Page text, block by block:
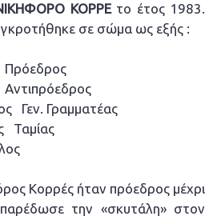
ΚΟΡΡΕτο έτος 1983.
σε σώμα ως εξής :
Πρόεδρος
Γεν. Γραμματέας
Ταμίας
Κορρές ήταν πρόεδρος μέχρι
την «σκυτάλη» στον